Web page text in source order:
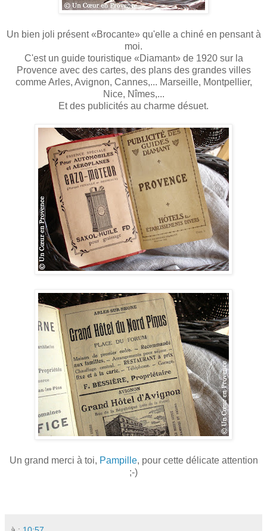
Un bien joli présent«Brocante»qu'elle a chiné en pensant à
moi.
C'est un guide touristique «Diamant»de 1920 sur la
Provence avec des cartes, des plans des grandes villes
comme Arles, Avignon, Cannes,... Marseille, Montpellier,
Nice, Nîmes,...
Et des publicités au charme désuet.
Un grand merci à toi, Pampille, pour cette délicate attention
;-)